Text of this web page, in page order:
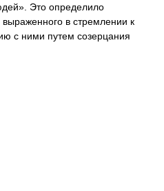
Это определило
в стремлении к
с ними путем созерцания